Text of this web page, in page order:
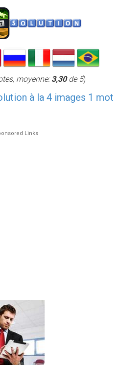
moyenne:3,30de 5)
à la 4 images 1 mot
Links